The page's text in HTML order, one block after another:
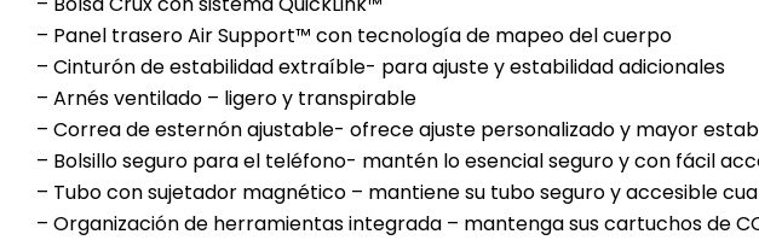
– Panel trasero Air Support™ con tecnología de mapeo del cuerpo
– Cinturón de estabilidad extraíble- para ajuste y estabilidad adicionales
– Arnés ventilado – ligero y transpirable
– Correa de esternón ajustable- ofrece ajuste personalizado y mayor
– Bolsillo seguro para el teléfono- mantén lo esencial seguro y con fácil
– Tubo con sujetador magnético – mantiene su tubo seguro y accesible
– Organización de herramientas integrada – mantenga sus cartuchos de